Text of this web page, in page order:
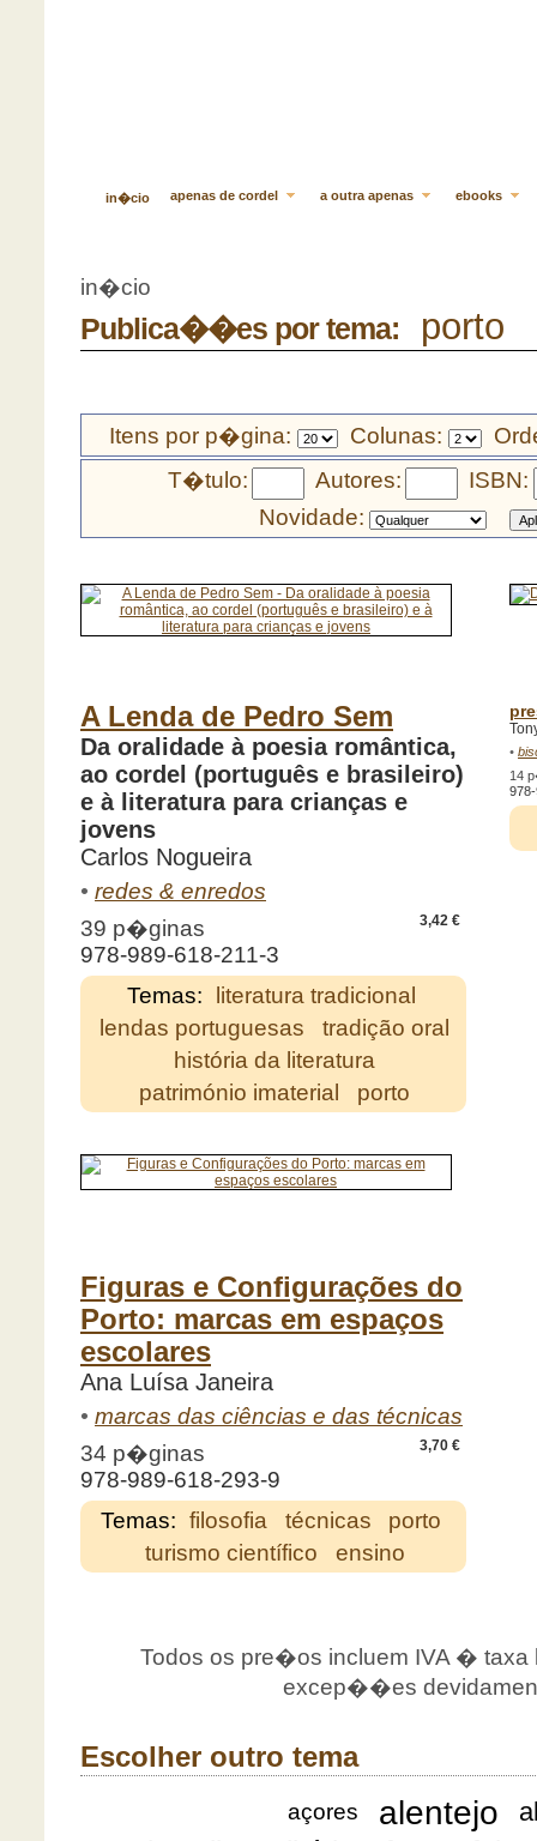
in�cio apenas de cordel a outra apenas ebooks
in�cio
Publica��es por tema: porto
Itens por p�gina: Colunas:
T�tulo:
Autores:
ISBN:
Novidade:
A Lenda de Pedro Sem
Da oralidade à poesia romântica,
ao cordel (português e brasileiro)
e à literatura para crianças e
jovens
Carlos Nogueira
• redes & enredos
3,42 €
39 p�ginas
978-989-618-211-3
Temas:
literatura tradicional
lendas portuguesas
tradição oral
história da literatura
património imaterial
porto
•
14
Figuras e Configurações do
Porto: marcas em espaços
escolares
Ana Luísa Janeira
• marcas das ciências e das técnicas
3,70 €
34 p�ginas
978-989-618-293-9
Temas: filosofia técnicas
porto
turismo científico
ensino
Todos os pre�os incluem IVA � taxa
excep��es
Escolher outro tema
açores alentejo